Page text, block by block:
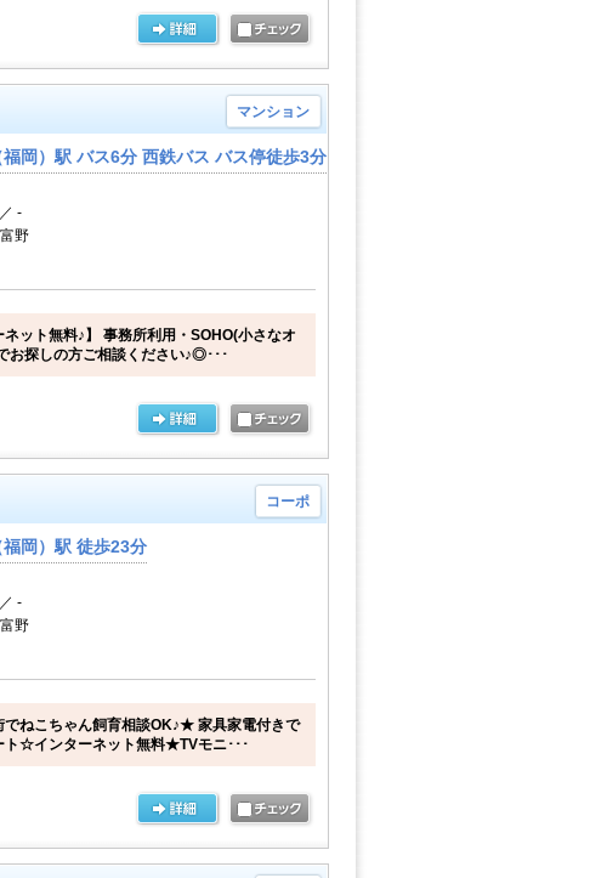
マンション
岡）駅 バス6分 西鉄バス バス停徒歩3分
-
野
ネット無料♪】 事務所利用・SOHO(小さなオ
お探しの方ご相談ください♪◎･･･
コーポ
岡）駅 徒歩23分
-
野
でねこちゃん飼育相談OK♪★ 家具家電付きで
ト☆インターネット無料★TVモニ･･･